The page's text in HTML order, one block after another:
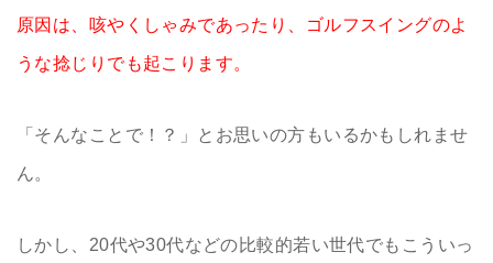
原因は、咳やくしゃみであったり、ゴルフスイングのよ
うな捻じりでも起こります。
「そんなことで！？」とお思いの方もいるかもしれませ
ん。
しかし、20代や30代などの比較的若い世代でもこういっ